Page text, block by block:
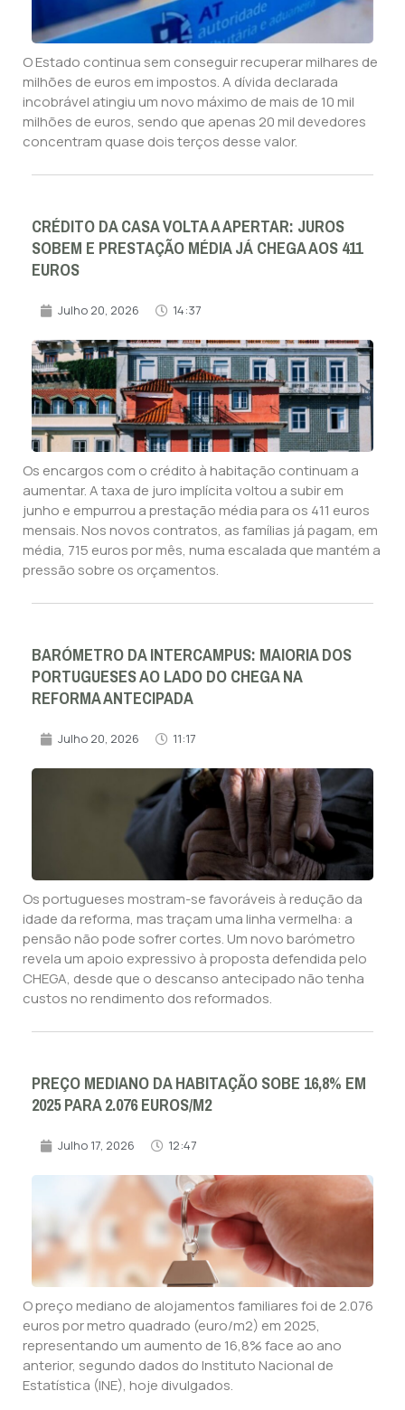
O Estado continua sem conseguir recuperar milhares de
milhões de euros em impostos. A dívida declarada
incobrável atingiu um novo máximo de mais de 10 mil
milhões de euros, sendo que apenas 20 mil devedores
concentram quase dois terços desse valor.
CRÉDITO DA CASA VOLTA A APERTAR: JUROS
SOBEM E PRESTAÇÃO MÉDIA JÁ CHEGA AOS 411
EUROS
Julho 20, 2026 14:37
Os encargos com o crédito à habitação continuam a
aumentar. A taxa de juro implícita voltou a subir em
junho e empurrou a prestação média para os 411 euros
mensais. Nos novos contratos, as famílias já pagam, em
média, 715 euros por mês, numa escalada que mantém a
pressão sobre os orçamentos.
BARÓMETRO DA INTERCAMPUS: MAIORIA DOS
PORTUGUESES AO LADO DO CHEGA NA
REFORMA ANTECIPADA
Julho 20, 2026 11:17
Os portugueses mostram-se favoráveis à redução da
idade da reforma, mas traçam uma linha vermelha: a
pensão não pode sofrer cortes. Um novo barómetro
revela um apoio expressivo à proposta defendida pelo
CHEGA, desde que o descanso antecipado não tenha
custos no rendimento dos reformados.
PREÇO MEDIANO DA HABITAÇÃO SOBE 16,8% EM
2025 PARA 2.076 EUROS/M2
Julho 17, 2026 12:47
O preço mediano de alojamentos familiares foi de 2.076
euros por metro quadrado (euro/m2) em 2025,
representando um aumento de 16,8% face ao ano
anterior, segundo dados do Instituto Nacional de
Estatística (INE), hoje divulgados.